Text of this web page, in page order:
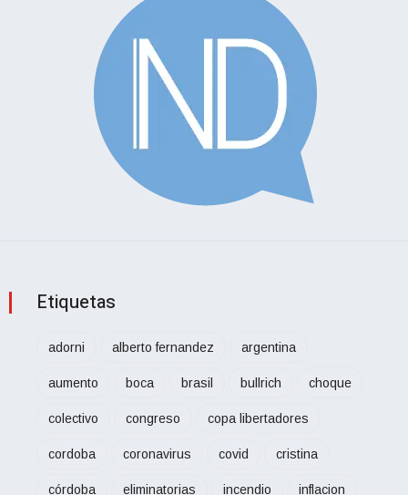
Etiquetas
adorni alberto fernandez argentina
aumento boca brasil bullrich choque
colectivo congreso copa libertadores
cordoba coronavirus covid cristina
córdoba eliminatorias incendio inflacion